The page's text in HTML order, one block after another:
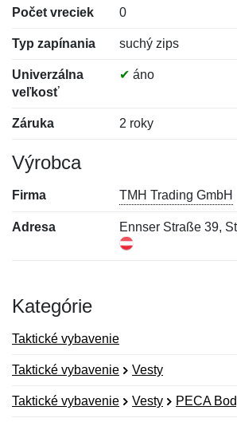
Počet vreciek 0
Typ zapínania suchý zips
Univerzálna
veľkosť
✔ áno
Záruka 2 roky
Výrobca
Firma TMH Trading GmbH
Adresa Ennser Straße 39,
Kategórie
Taktické vybavenie
Taktické vybavenie Vesty
Taktické vybavenie Vesty PECA